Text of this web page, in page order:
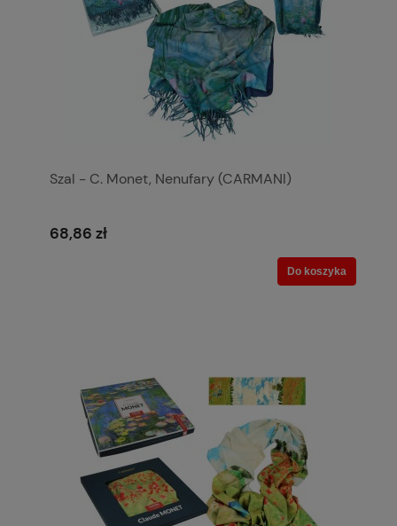
Szal - C. Monet, Nenufary (CARMANI)
68,86 zł
Do koszyka